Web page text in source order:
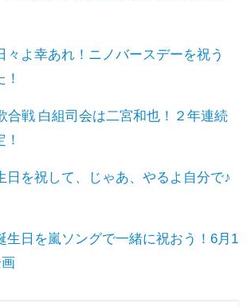
々よ幸あれ！ニノバースデーを祝う
合戦 白組司会は二宮和也！２年連続
日を祝して、じゃあ、やるよ自分で♪
生日を嵐ソングで一緒に祝おう！6月1